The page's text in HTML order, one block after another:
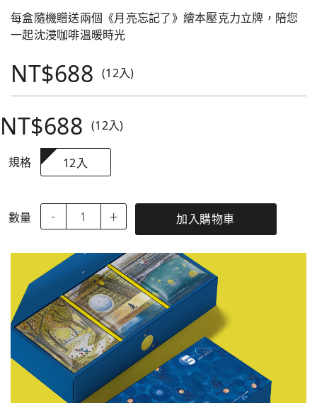
每盒隨機贈送兩個《月亮忘記了》繪本壓克力立牌，陪您
一起沈浸咖啡溫暖時光
NT$688 (12入)
NT$688 (12入)
規格 12入
數量 - ＋ 加入購物車